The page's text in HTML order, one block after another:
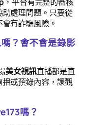
處理問題。只要從
有詐騙風險。
？會不會是錄影
美女視訊直播都是直
或預錄內容，讓觀
嗎？